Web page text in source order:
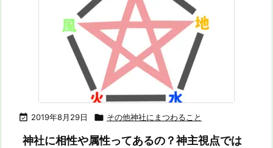
 2019年8月29日  その他神社にまつわること
神社に相性や属性ってあるの？神主視点では